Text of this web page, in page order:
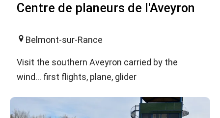
Centre de planeurs de l'Aveyron
Belmont-sur-Rance
Visit the southern Aveyron carried by the
wind... first flights, plane, glider